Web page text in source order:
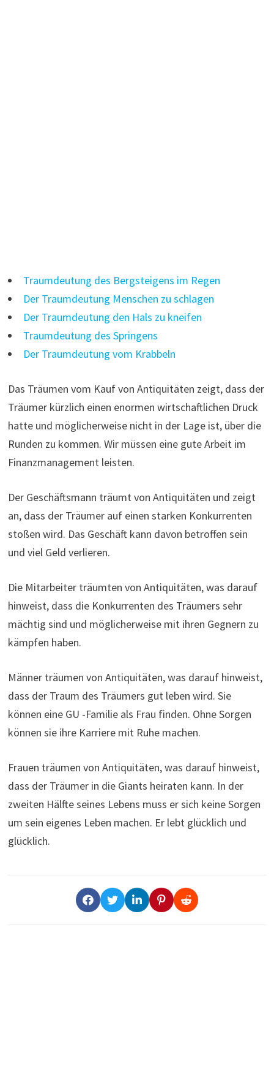
Traumdeutung des Bergsteigens im Regen
Der Traumdeutung Menschen zu schlagen
Der Traumdeutung den Hals zu kneifen
Traumdeutung des Springens
Der Traumdeutung vom Krabbeln
Das Träumen vom Kauf von Antiquitäten zeigt, dass der
Träumer kürzlich einen enormen wirtschaftlichen Druck
hatte und möglicherweise nicht in der Lage ist, über die
Runden zu kommen. Wir müssen eine gute Arbeit im
Finanzmanagement leisten.
Der Geschäftsmann träumt von Antiquitäten und zeigt
an, dass der Träumer auf einen starken Konkurrenten
stoßen wird. Das Geschäft kann davon betroffen sein
und viel Geld verlieren.
Die Mitarbeiter träumten von Antiquitäten, was darauf
hinweist, dass die Konkurrenten des Träumers sehr
mächtig sind und möglicherweise mit ihren Gegnern zu
kämpfen haben.
Männer träumen von Antiquitäten, was darauf hinweist,
dass der Traum des Träumers gut leben wird. Sie
können eine GU -Familie als Frau finden. Ohne Sorgen
können sie ihre Karriere mit Ruhe machen.
Frauen träumen von Antiquitäten, was darauf hinweist,
dass der Träumer in die Giants heiraten kann. In der
zweiten Hälfte seines Lebens muss er sich keine Sorgen
um sein eigenes Leben machen. Er lebt glücklich und
glücklich.